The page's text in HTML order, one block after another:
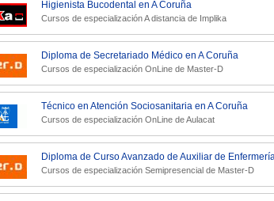
Higienista Bucodental en A Coruña
Cursos de especialización A distancia de Implika
Diploma de Secretariado Médico en A Coruña
Cursos de especialización OnLine de Master-D
Técnico en Atención Sociosanitaria en A Coruña
Cursos de especialización OnLine deAulacat
Diploma de Curso Avanzado de Auxiliar de
Cursos de especialización Semipresencial de Master-D